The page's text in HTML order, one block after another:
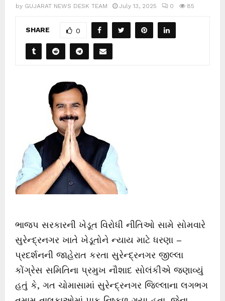
by GUJARAT NEWS DESK TEAM July 13, 2025 0 85
SHARE 0
ભાજપ સરકારની ખેડૂત વિરોધી નીતિઓ સામે સોમવારે
સુરેન્દ્રનગર ખાતે ખેડૂતોને ન્યાય માટે ધરણા –
પ્રદર્શનની જાહેરાત કરતા સુરેન્દ્રનગર જીલ્લા
કોંગ્રેસ સમિતિના પ્રમુખ નૌશાદ સોલંકીએ જણાવ્યું
હતું કે, ગત ચોમાસામાં સુરેન્દ્રનગર જિલ્લાના લગભગ